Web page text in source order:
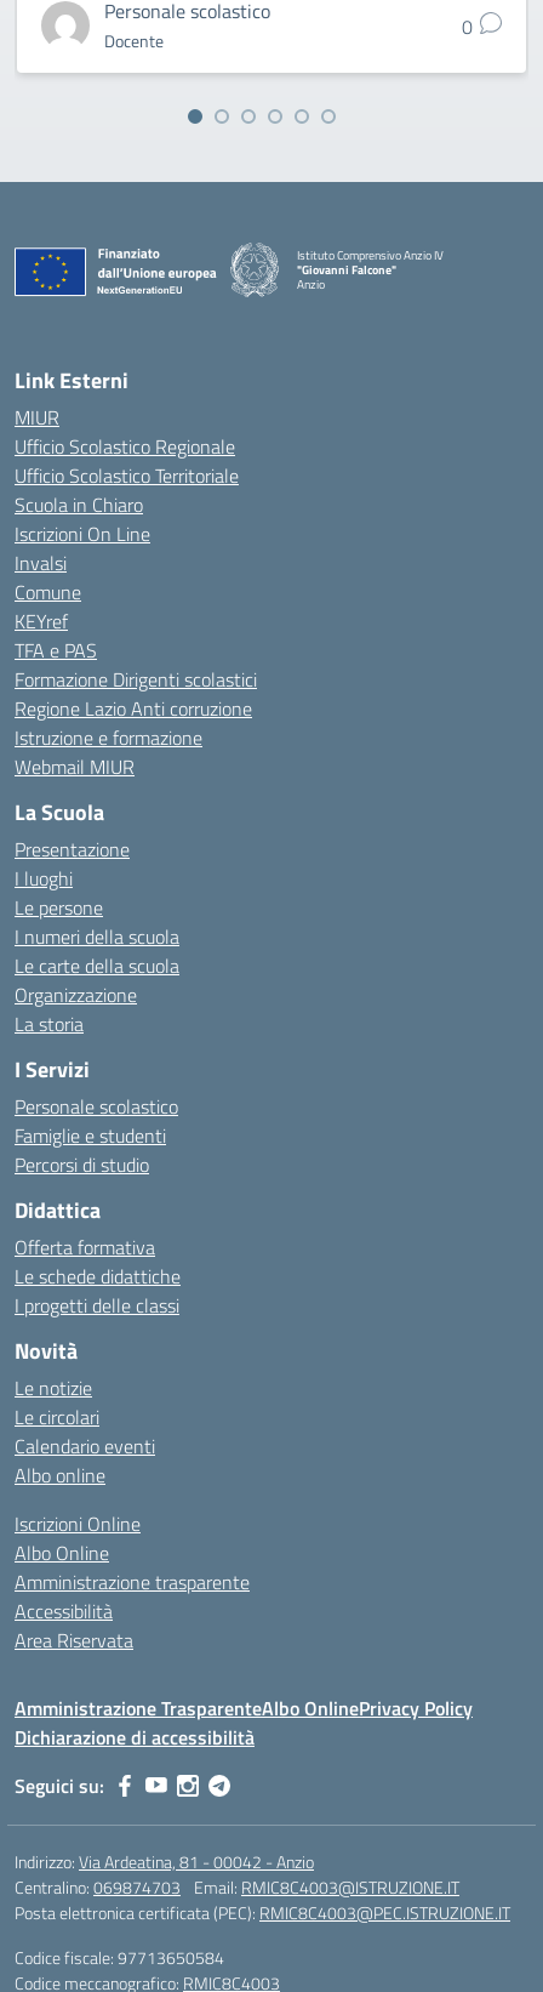
Personale scolastico
Docente 0
Istituto Comprensivo Anzio IV
"Giovanni Falcone"
Anzio
Link Esterni
MIUR
Ufficio Scolastico Regionale
Ufficio Scolastico Territoriale
Scuola in Chiaro
Iscrizioni On Line
Invalsi
Comune
KEYref
TFA e PAS
Formazione Dirigenti scolastici
Regione Lazio Anti corruzione
Istruzione e formazione
Webmail MIUR
La Scuola
Presentazione
I luoghi
Le persone
I numeri della scuola
Le carte della scuola
Organizzazione
La storia
I Servizi
Personale scolastico
Famiglie e studenti
Percorsi di studio
Didattica
Offerta formativa
Le schede didattiche
I progetti delle classi
Novità
Le notizie
Le circolari
Calendario eventi
Albo online
Iscrizioni Online
Albo Online
Amministrazione trasparente
Accessibilità
Area Riservata
Amministrazione TrasparenteAlbo OnlinePrivacy Policy
Dichiarazione di accessibilità
Seguici su:
Indirizzo:Via Ardeatina, 81 - 00042 - Anzio
Centralino:069874703 Email: RMIC8C4003@ISTRUZIONE.IT
Posta elettronica certificata (PEC): RMIC8C4003@PEC.ISTRUZIONE.IT
Codice fiscale: 97713650584
Codice meccanografico: RMIC8C4003